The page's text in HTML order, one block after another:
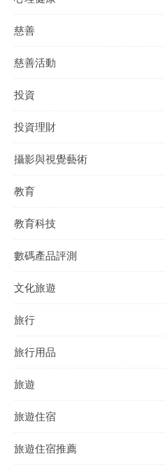
慈善
慈善活動
投資
投資理財
攝影與視覺藝術
教育
教育科技
數碼產品評測
文化旅遊
旅行
旅行用品
旅遊
旅遊住宿
旅遊住宿推薦